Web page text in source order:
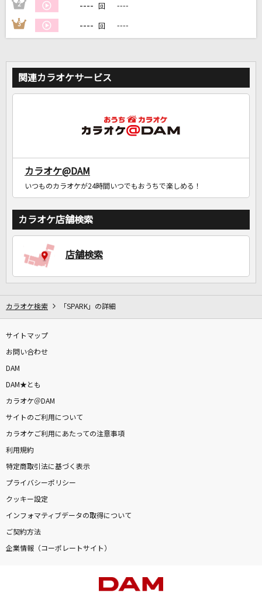
2 ---- 回 ----
3 ---- 回 ----
関連カラオケサービス
カラオケ@DAM
いつものカラオケが24時間いつでもおうちで楽しめる！
カラオケ店舗検索
店舗検索
カラオケ検索 「SPARK」の詳細
サイトマップ
お問い合わせ
DAM
DAM★とも
カラオケ＠DAM
サイトのご利用について
カラオケご利用にあたっての注意事項
利用規約
特定商取引法に基づく表示
プライバシーポリシー
クッキー設定
インフォマティブデータの取得について
ご契約方法
企業情報（コーポレートサイト）